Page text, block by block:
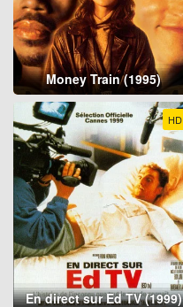
Money Train (1995)
HD
En direct sur Ed TV (1999)